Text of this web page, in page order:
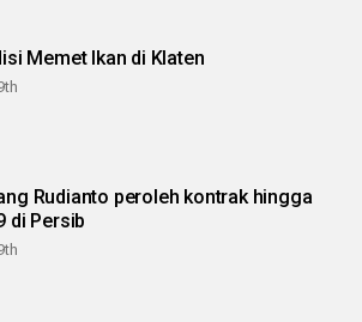
Memet Ikan di Klaten
Rudianto peroleh kontrak hingga
di Persib